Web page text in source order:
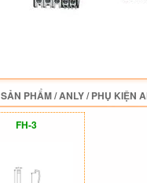
SẢN PHẨM/ANLY/PHỤ KIỆN
FH-3